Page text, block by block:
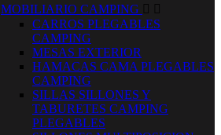
MOBILIARIO CAMPING  
CARROS PLEGABLES
CAMPING
MESAS EXTERIOR
HAMACAS CAMA PLEGABLES
CAMPING
SILLAS SILLONES Y
TABURETES CAMPING
PLEGABLES